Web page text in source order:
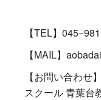
【TEL】
【MAIL】
【お問い合わせ
スクール 青葉台